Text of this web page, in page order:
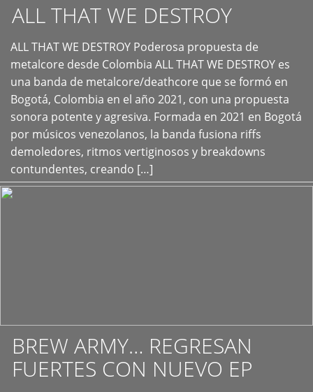
ALL THAT WE DESTROY
ALL THAT WE DESTROY Poderosa propuesta de
metalcore desde Colombia ALL THAT WE DESTROY es
una banda de metalcore/deathcore que se formó en
Bogotá, Colombia en el año 2021, con una propuesta
sonora potente y agresiva. Formada en 2021 en Bogotá
por músicos venezolanos, la banda fusiona riffs
demoledores, ritmos vertiginosos y breakdowns
contundentes, creando […]
+
BREW ARMY… REGRESAN
FUERTES CON NUEVO EP